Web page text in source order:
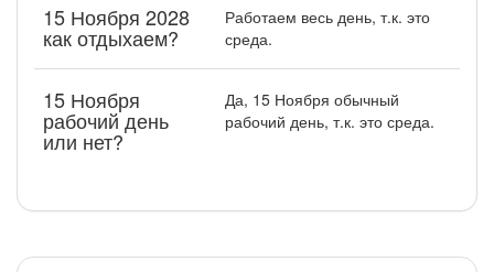
15 Ноября 2028
как отдыхаем?
Работаем весь день, т.к. это
среда.
15 Ноября
рабочий день
или нет?
Да, 15 Ноября обычный
рабочий день, т.к. это среда.